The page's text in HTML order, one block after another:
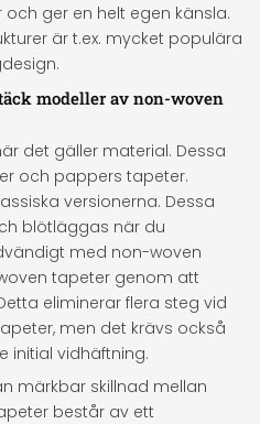
ger en helt egen känsla.
är t.ex. mycket populära
modeller av non-woven
det gäller material. Dessa
och pappers tapeter.
versionerna. Dessa
blötläggas när du
med non-woven
tapeter genom att
eliminerar flera steg vid
men det krävs också
initial vidhäftning.
märkbar skillnad mellan
består av ett